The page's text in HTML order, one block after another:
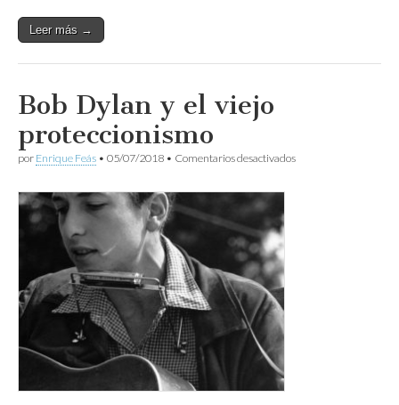
Leer más →
Bob Dylan y el viejo
proteccionismo
por Enrique Feás • 05/07/2018 • Comentarios desactivadosen